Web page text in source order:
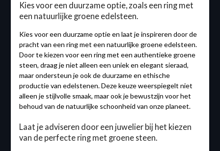
Kies voor een duurzame optie, zoals een ring met
een natuurlijke groene edelsteen.
Kies voor een duurzame optie en laat je inspireren door de
pracht van een ring met een natuurlijke groene edelsteen.
Door te kiezen voor een ring met een authentieke groene
steen, draag je niet alleen een uniek en elegant sieraad,
maar ondersteun je ook de duurzame en ethische
productie van edelstenen. Deze keuze weerspiegelt niet
alleen je stijlvolle smaak, maar ook je bewustzijn voor het
behoud van de natuurlijke schoonheid van onze planeet.
Laat je adviseren door een juwelier bij het kiezen
van de perfecte ring met groene steen.